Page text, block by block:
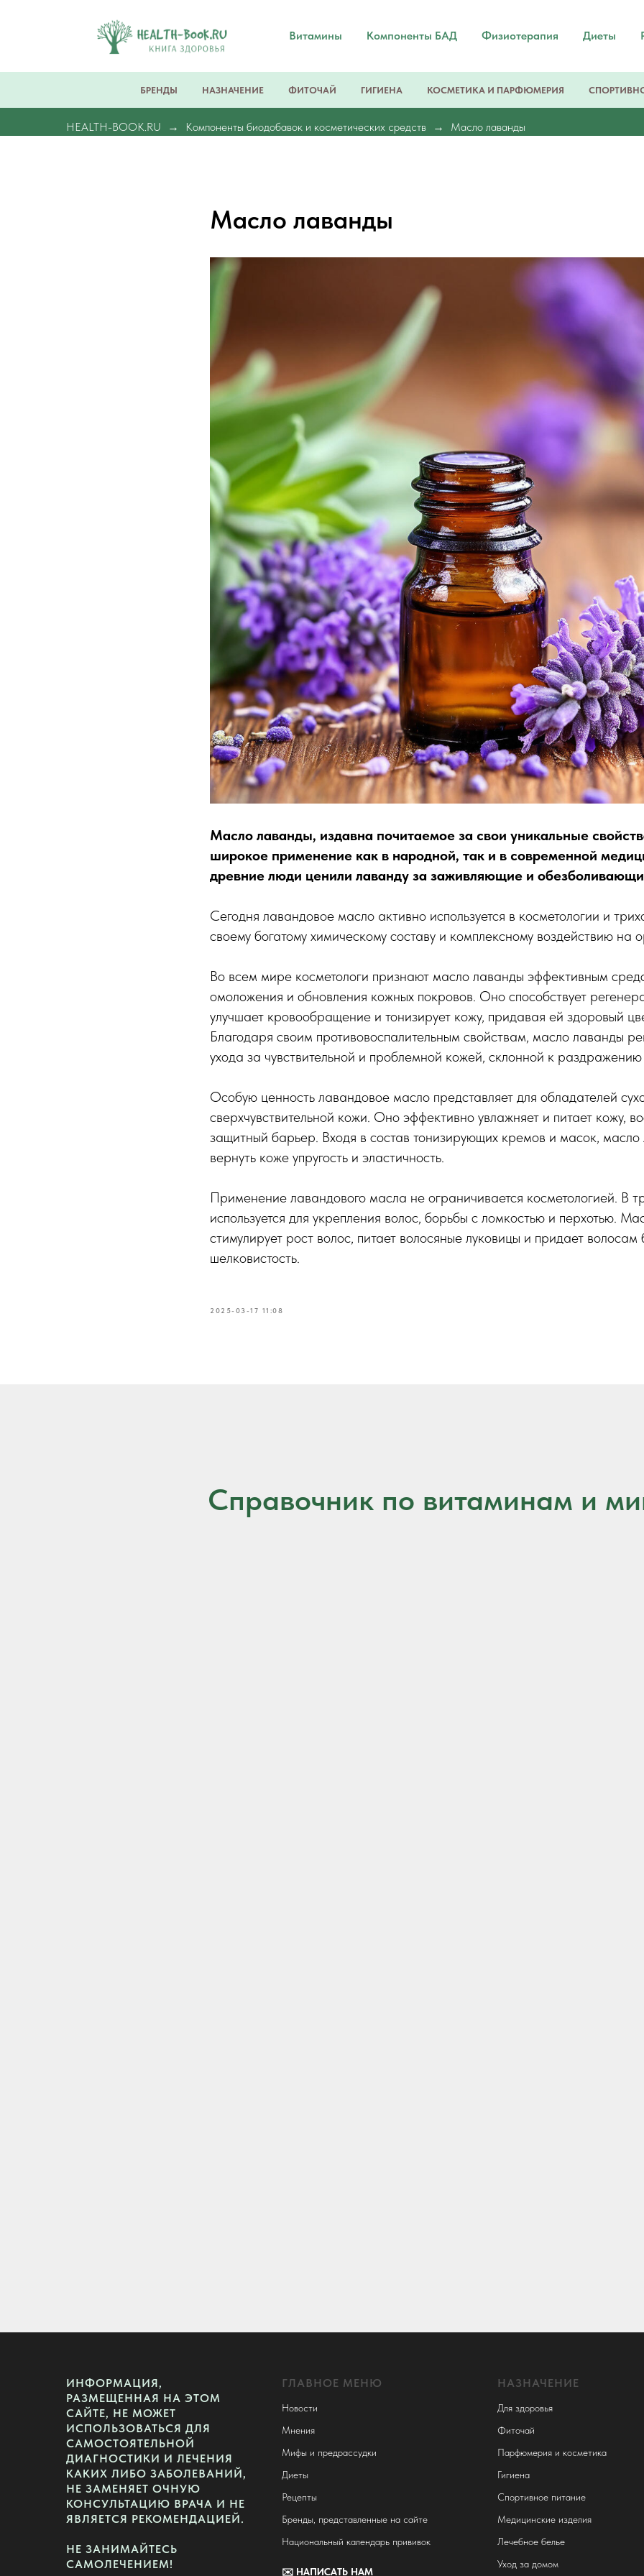
Витамины Компоненты БАД Физиотерапия Диеты
БРЕНДЫ НАЗНАЧЕНИЕ ФИТОЧАЙ ГИГИЕНА КОСМЕТИКА И ПАРФЮМЕРИЯ
HEALTH-BOOK.RU Компоненты биодобавок и косметических средств Масло лаванды
Масло лаванды
Масло лаванды, издавна почитаемое за свои уникальные
широкое применение как в народной, так и в современной
древние люди ценили лаванду за заживляющие и
Сегодня лавандовое масло активно используется в косметологии и
своему богатому химическому составу и комплексному воздействию на
Во всем мире косметологи признают масло лаванды эффективным
омоложения и обновления кожных покровов. Оно способствует
улучшает кровообращение и тонизирует кожу, придавая ей здоровый
Благодаря своим противовоспалительным свойствам, масло лаванды
ухода за чувствительной и проблемной кожей, склонной к
Особую ценность лавандовое масло представляет для обладателей
сверхчувствительной кожи. Оно эффективно увлажняет и питает кожу,
защитный барьер. Входя в состав тонизирующих кремов и масок,
вернуть коже упругость и эластичность.
Применение лавандового масла не ограничивается косметологией. В
используется для укрепления волос, борьбы с ломкостью и перхотью.
стимулирует рост волос, питает волосяные луковицы и придает волосам
шелковистость.
2025-03-17 11:08
Справочник по витаминам и
ИНФОРМАЦИЯ,
РАЗМЕЩЕННАЯ НА ЭТОМ
САЙТЕ, НЕ МОЖЕТ
ИСПОЛЬЗОВАТЬСЯ ДЛЯ
САМОСТОЯТЕЛЬНОЙ
ДИАГНОСТИКИ И ЛЕЧЕНИЯ
КАКИХ ЛИБО ЗАБОЛЕВАНИЙ,
НЕ ЗАМЕНЯЕТ ОЧНУЮ
КОНСУЛЬТАЦИЮ ВРАЧА И НЕ
ЯВЛЯЕТСЯ РЕКОМЕНДАЦИЕЙ.
НЕ ЗАНИМАЙТЕСЬ
САМОЛЕЧЕНИЕМ!
ГЛАВНОЕ МЕНЮ
Новости
Мнения
Мифы и предрассудки
Диеты
Рецепты
Бренды, представленные на сайте
Национальный календарь прививок
✉️ НАПИСАТЬ НАМ
НАЗНАЧЕНИЕ
Для здоровья
Фиточай
Парфюмерия и косметика
Гигиена
Спортивное питание
Медицинские изделия
Лечебное белье
Уход за домом